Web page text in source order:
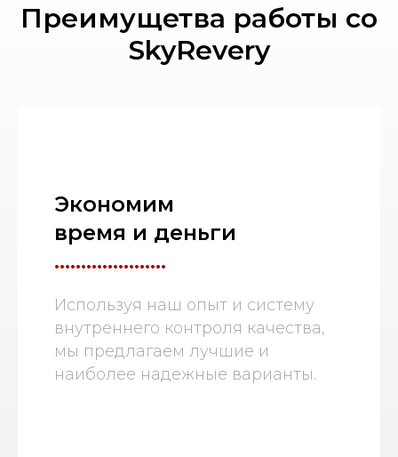
Преимущетва работы со
SkyRevery
Экономим
время и деньги
.....................
Используя наш опыт и систему
внутреннего контроля качества,
мы предлагаем лучшие и
наиболее надежные варианты.